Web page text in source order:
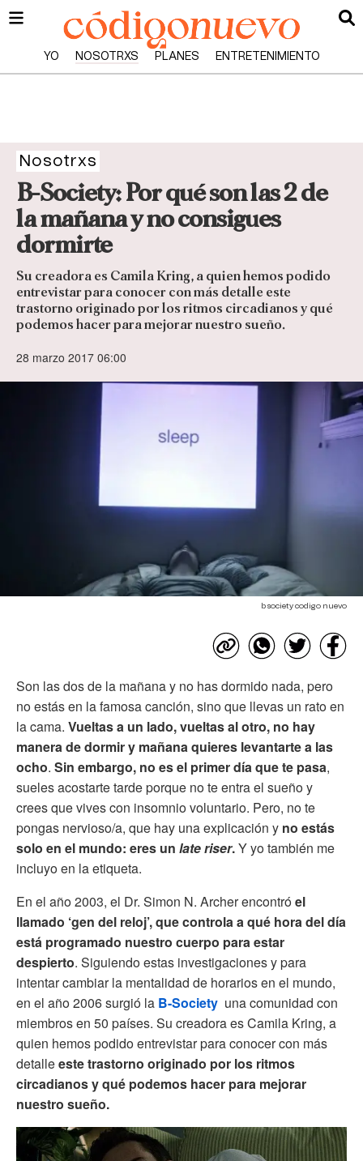
YO NOSOTRXS PLANES ENTRETENIMIENTO
Nosotrxs
B-Society: Por qué son las 2 de
la mañana y no consigues
dormirte
Su creadora es Camila Kring, a quien hemos podido
entrevistar para conocer con más detalle este
trastorno originado por los ritmos circadianos y qué
podemos hacer para mejorar nuestro sueño.
28 marzo 2017 06:00
b society codigo nuevo
Son las dos de la mañana y no has dormido nada, pero
no estás en la famosa canción, sino que llevas un rato en
la cama. Vueltas a un lado, vueltas al otro, no hay
manera de dormir y mañana quieres levantarte a las
ocho. Sin embargo, no es el primer día que te pasa,
sueles acostarte tarde porque no te entra el sueño y
crees que vives con insomnio voluntario. Pero, no te
pongas nervioso/a, que hay una explicación y no estás
solo en el mundo: eres un late riser.Y yo también me
incluyo en la etiqueta.
En el año 2003, el Dr. Simon N. Archer encontróel
llamado ‘gen del reloj’, que controla a qué hora del día
está programado nuestro cuerpo para estar
despierto. Siguiendo estas investigaciones y para
intentar cambiar la mentalidad de horarios en el mundo,
en el año 2006 surgió la B-Society una comunidad con
miembros en 50 países. Su creadora es Camila Kring, a
quien hemos podido entrevistar para conocer con más
detalleeste trastorno originado por los ritmos
circadianos y qué podemos hacer para mejorar
nuestro sueño.